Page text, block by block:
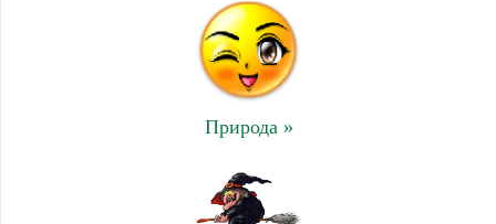
Природа »